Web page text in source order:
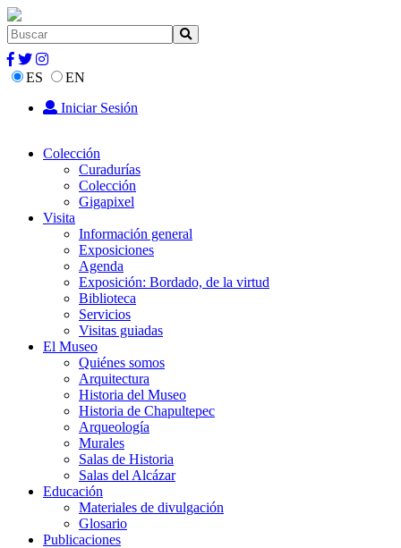
ES
EN
Iniciar Sesión
Colección
Curadurías
Colección
Gigapixel
Visita
Información general
Exposiciones
Agenda
Exposición: Bordado, de la virtud
Biblioteca
Servicios
Visitas guiadas
El Museo
Quiénes somos
Arquitectura
Historia del Museo
Historia de Chapultepec
Arqueología
Murales
Salas de Historia
Salas del Alcázar
Educación
Materiales de divulgación
Glosario
Publicaciones